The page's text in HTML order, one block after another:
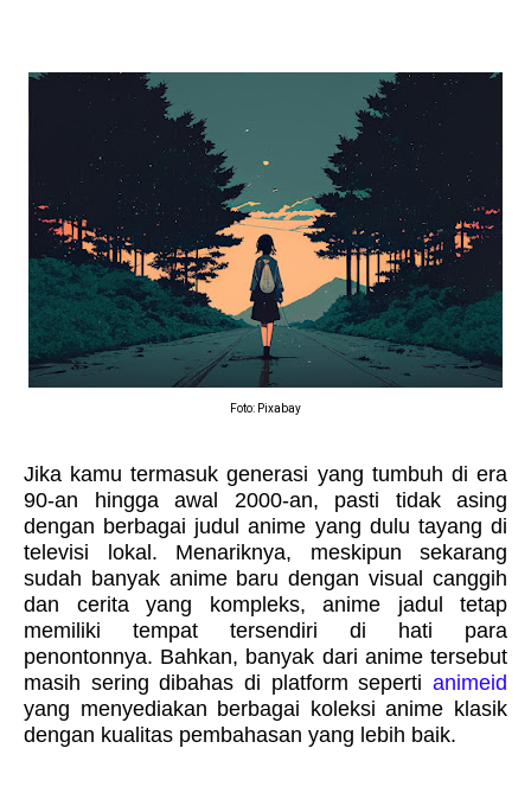
Foto: Pixabay
Jika kamu termasuk generasi yang tumbuh di era
90-an hingga awal 2000-an, pasti tidak asing
dengan berbagai judul anime yang dulu tayang di
televisi lokal. Menariknya, meskipun sekarang
sudah banyak anime baru dengan visual canggih
dan cerita yang kompleks, anime jadul tetap
memiliki tempat tersendiri di hati para
penontonnya. Bahkan, banyak dari anime tersebut
masih sering dibahas di platform seperti animeid
yang menyediakan berbagai koleksi anime klasik
dengan kualitas pembahasan yang lebih baik.